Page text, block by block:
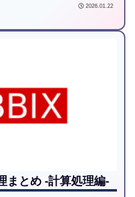
上昇率や各方式の劣化率を
2026.01.22
まとめ -計算処理編-